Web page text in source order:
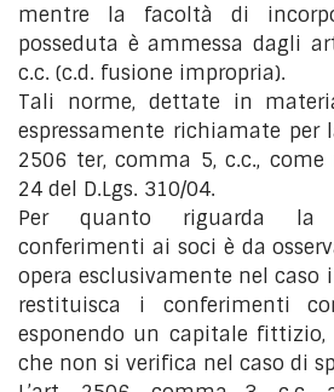
mentre la facoltà di
posseduta è ammessa dagli
c.c. (c.d. fusione impropria).
Tali norme, dettate in
espressamente richiamate per
2506 ter, comma 5, c.c.,
24 del D.Lgs. 310/04.
Per quanto riguarda la
conferimenti ai soci è da
opera esclusivamente nel caso
restituisca i conferimenti
esponendo un capitale fittizio,
che non si verifica nel caso di